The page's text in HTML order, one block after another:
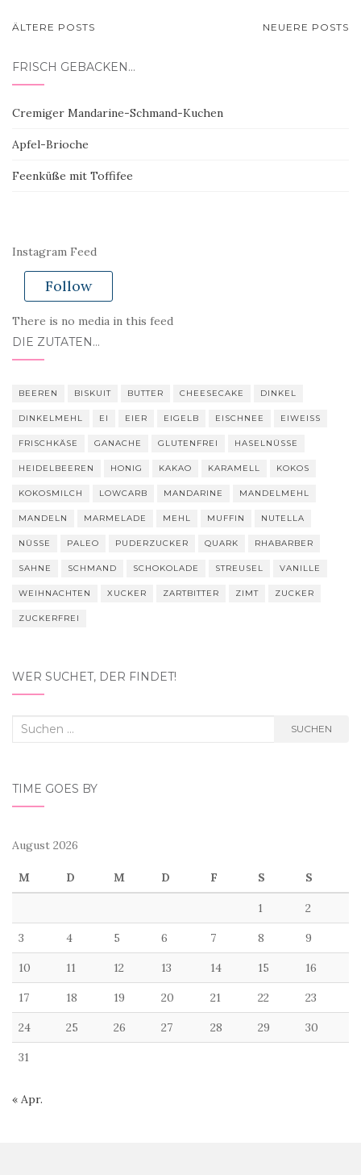
BEITRAGSNAVIGATION
ÄLTERE POSTS NEUERE POSTS
FRISCH GEBACKEN…
Cremiger Mandarine-Schmand-Kuchen
Apfel-Brioche
Feenküße mit Toffifee
Instagram Feed
Follow
There is no media in this feed
DIE ZUTATEN…
BEEREN BISKUIT BUTTER CHEESECAKE DINKEL
DINKELMEHL EI EIER EIGELB EISCHNEE EIWEISS
FRISCHKÄSE GANACHE GLUTENFREI HASELNÜSSE
HEIDELBEEREN HONIG KAKAO KARAMELL KOKOS
KOKOSMILCH LOWCARB MANDARINE MANDELMEHL
MANDELN MARMELADE MEHL MUFFIN NUTELLA
NÜSSE PALEO PUDERZUCKER QUARK RHABARBER
SAHNE SCHMAND SCHOKOLADE STREUSEL VANILLE
WEIHNACHTEN XUCKER ZARTBITTER ZIMT ZUCKER
ZUCKERFREI
WER SUCHET, DER FINDET!
Suchen
SUCHEN
TIME GOES BY
August 2026
M D M D F S S
1 2
3 4 5 6 7 8 9
10 11 12 13 14 15 16
17 18 19 20 21 22 23
24 25 26 27 28 29 30
31
« Apr.